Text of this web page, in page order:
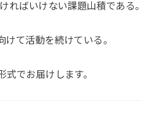
ればいけない課題山積である。
て活動を続けている。
でお届けします。